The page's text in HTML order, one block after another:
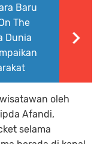
Baru
The
Dunia
oleh
Afandi,
selama